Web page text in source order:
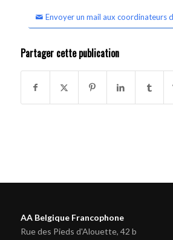
Envoyer un mail aux coordinateurs
Partager cette publication
AA Belgique Francophone
Rue des Pieds d'Alouette, 42 b